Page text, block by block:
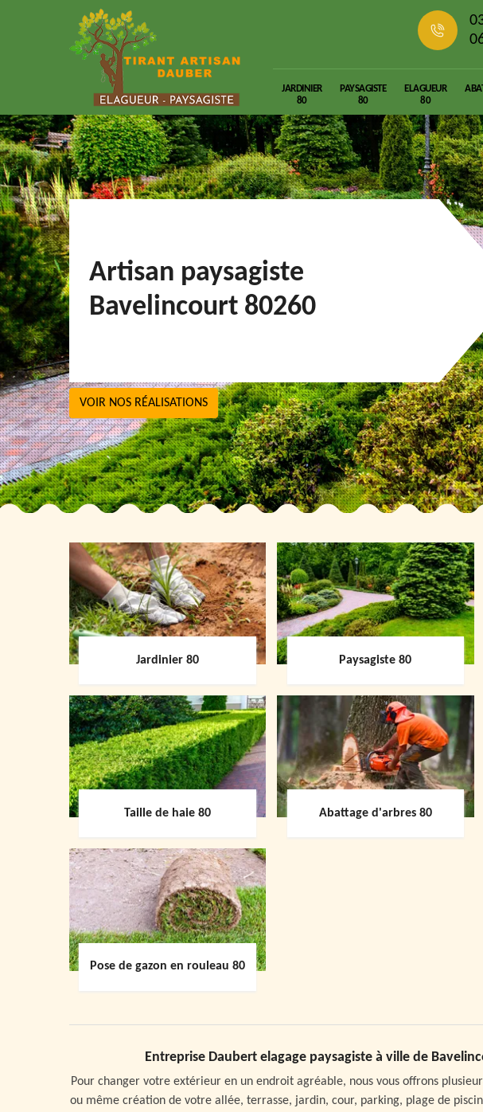
JARDINIER
80
PAYSAGISTE
80
ELAGUEUR
80
Artisan paysagiste
Bavelincourt 80260
VOIR NOS RÉALISATIONS
Jardinier 80 Paysagiste 80
Taille de haie 80 Abattage d'arbres 80
Pose de gazon en rouleau 80
Entreprise Daubert elagage paysagiste à ville de
Pour changer votre extérieur en un endroit agréable, nous vous offrons
ou même création de votre allée, terrasse, jardin, cour, parking, plage de